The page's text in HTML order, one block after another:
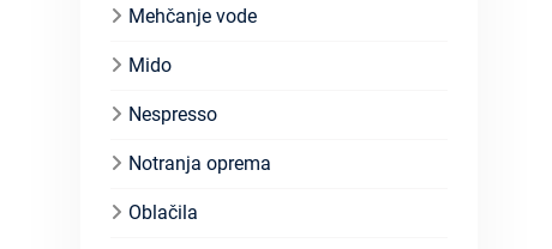
Mehčanje vode
Mido
Nespresso
Notranja oprema
Oblačila